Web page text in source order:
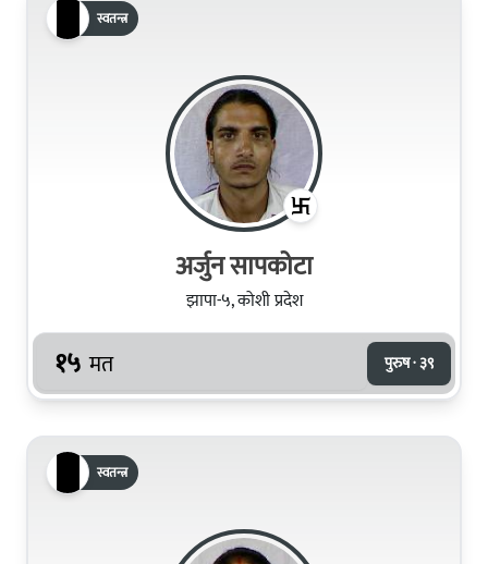
स्वतन्त्र
अर्जुन सापकोटा
झापा-५, कोशी प्रदेश
१५ मत पुरुष · ३९
स्वतन्त्र